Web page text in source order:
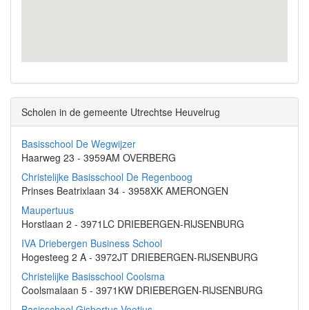
Scholen in de gemeente Utrechtse Heuvelrug
Basisschool De Wegwijzer
Haarweg 23 - 3959AM OVERBERG
Christelijke Basisschool De Regenboog
Prinses Beatrixlaan 34 - 3958XK AMERONGEN
Maupertuus
Horstlaan 2 - 3971LC DRIEBERGEN-RIJSENBURG
IVA Driebergen Business School
Hogesteeg 2 A - 3972JT DRIEBERGEN-RIJSENBURG
Christelijke Basisschool Coolsma
Coolsmalaan 5 - 3971KW DRIEBERGEN-RIJSENBURG